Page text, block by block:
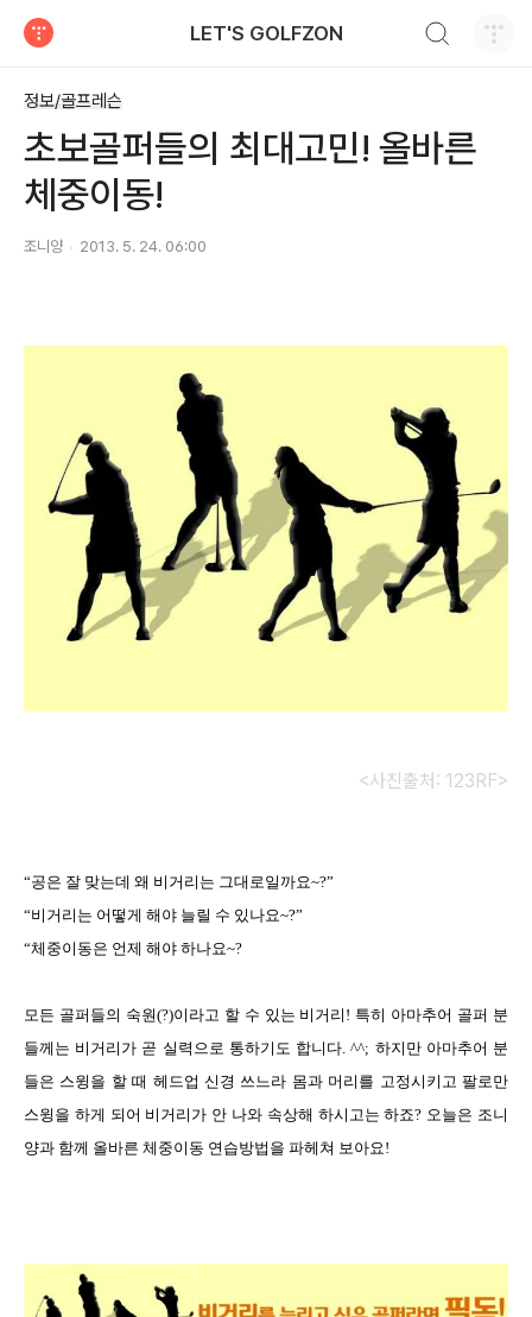
LET'S GOLFZON
정보/골프레슨
초보골퍼들의 최대고민! 올바른
체중이동!
조니양 2013. 5. 24. 06:00
<사진출처: 123RF>
“공은 잘 맞는데 왜 비거리는 그대로일까요~?”
“비거리는 어떻게 해야 늘릴 수 있나요~?”
“체중이동은 언제 해야 하나요~?
모든 골퍼들의 숙원(?)이라고 할 수 있는 비거리 ! 특히 아마추어 골퍼 분
들께는 비거리가 곧 실력으로 통하기도 합니다. ^^; 하지만 아마추어 분
들은 스윙을 할 때 헤드업 신경 쓰느라 몸과 머리를 고정시키고 팔로만
스윙을 하게 되어 비거리가 안 나와 속상해 하시고는 하죠? 오늘은 조니
양과 함께 올바른 체중이동 연습방법을 파헤쳐 보아요!